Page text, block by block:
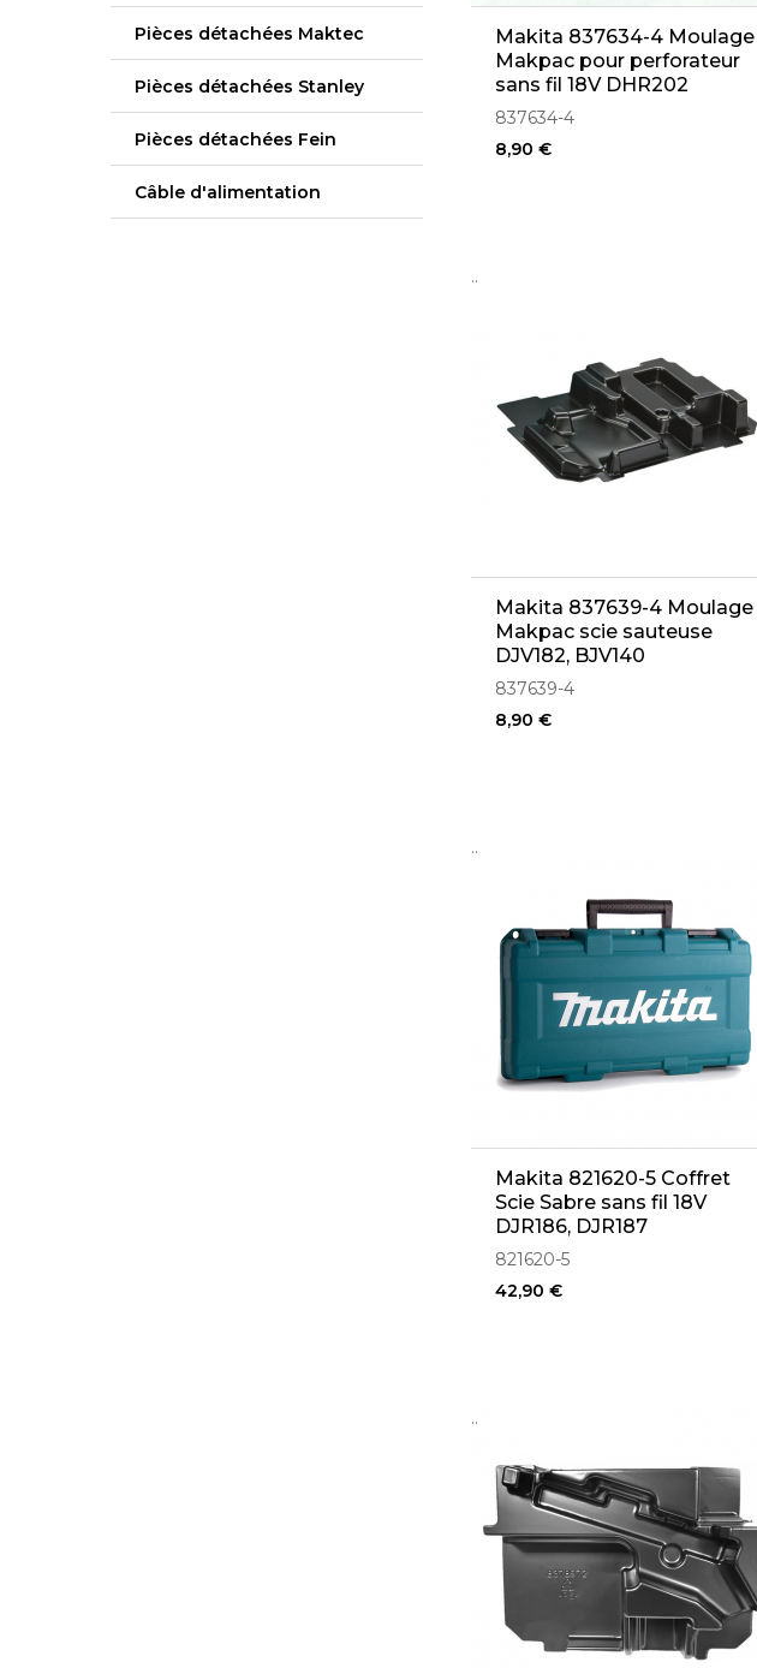
Pièces détachées Maktec
Pièces détachées Stanley
Pièces détachées Fein
Câble d'alimentation
Makita 837634-4 Moulage
Makpac pour perforateur
sans fil 18V DHR202
837634-4
8,90 €
..
Makita 837639-4 Moulage
Makpac scie sauteuse
DJV182, BJV140
837639-4
8,90 €
..
Makita 821620-5 Coffret
Scie Sabre sans fil 18V
DJR186, DJR187
821620-5
42,90 €
..